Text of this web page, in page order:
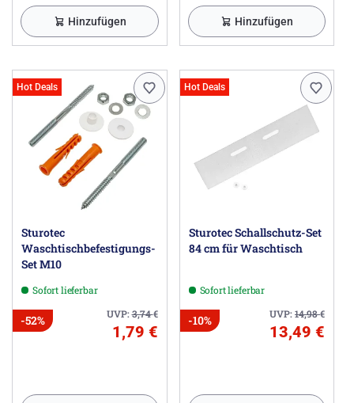
Hinzufügen Hinzufügen
Hot Deals
Sturotec
Waschtischbefestigungs-
Set M10
Sofort lieferbar
UVP:3,74€
-52%
1,79 €
Hot Deals
Sturotec Schallschutz-Set
84 cm für Waschtisch
Sofort lieferbar
UVP:14,98€
-10%
13,49 €